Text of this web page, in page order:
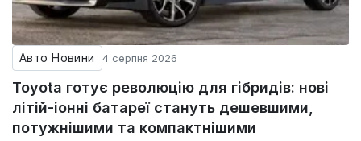
Авто Новини 4 серпня 2026
Toyota готує революцію для гібридів: нові
літій-іонні батареї стануть дешевшими,
потужнішими та компактнішими